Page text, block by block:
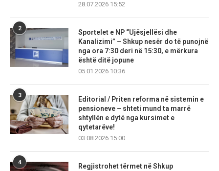
28.07.2026 15:52
2
Sportelet e NP “Ujësjellësi dhe
Kanalizimi” – Shkup nesër do të punojnë
nga ora 7:30 deri në 15:30, e mërkura
është ditë jopune
05.01.2026 10:36
3
Editorial / Priten reforma në sistemin e
pensioneve – shteti mund ta marrë
shtyllën e dytë nga kursimet e
qytetarëve!
03.08.2026 15:00
4
Regjistrohet tërmet në Shkup